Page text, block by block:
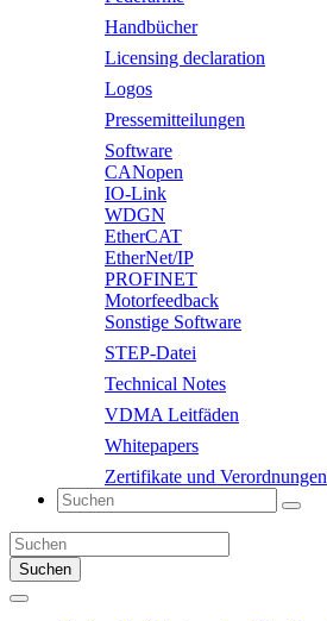
Handbücher
Licensing declaration
Logos
Pressemitteilungen
Software
CANopen
IO-Link
WDGN
EtherCAT
EtherNet/IP
PROFINET
Motorfeedback
Sonstige Software
STEP-Datei
Technical Notes
VDMA Leitfäden
Whitepapers
Zertifikate und Verordnungen
Suchen